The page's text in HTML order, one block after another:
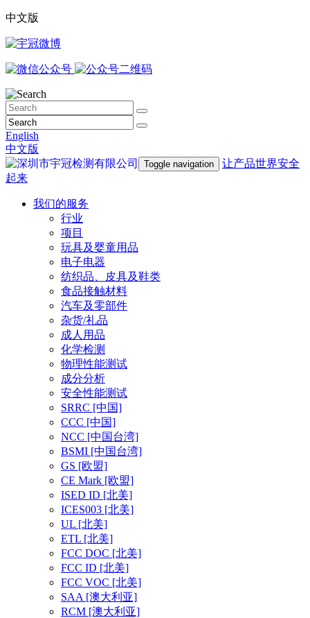
中文版
English
中文版
Toggle navigation
让产品世界安全
起来
我们的服务
行业
项目
玩具及婴童用品
电子电器
纺织品、皮具及鞋类
食品接触材料
汽车及零部件
杂货/礼品
成人用品
化学检测
物理性能测试
成分分析
安全性能测试
SRRC [中国]
CCC [中国]
NCC [中国台湾]
BSMI [中国台湾]
GS [欧盟]
CE Mark [欧盟]
ISED ID [北美]
ICES003 [北美]
UL [北美]
ETL [北美]
FCC DOC [北美]
FCC ID [北美]
FCC VOC [北美]
SAA [澳大利亚]
RCM [澳大利亚]